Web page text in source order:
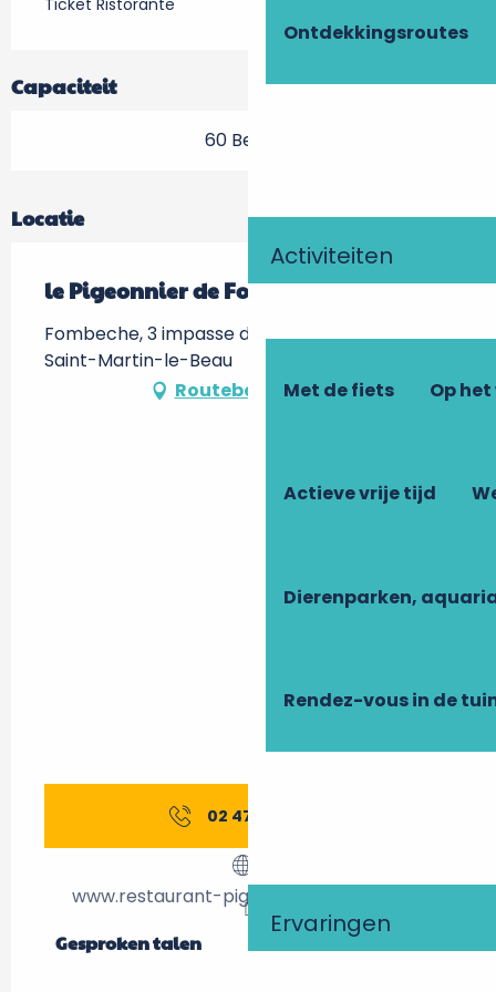
Ontdekkingsroutes
Activiteiten
Met de fiets Op
Actieve vrije tijd
Dierenparken,
Rendez-vous in de
Ervaringen
Ticket Ristorante
Capaciteit
60 Bestek
Locatie
le Pigeonnier de Fombeche
Fombeche, 3 impasse du pigeonnier, 37270
Saint-Martin-le-Beau
Routebeschrijving
02 47 50 67
www.restaurant-pigeonnierfombeche.fr
Gesproken talen
Gesproken talen